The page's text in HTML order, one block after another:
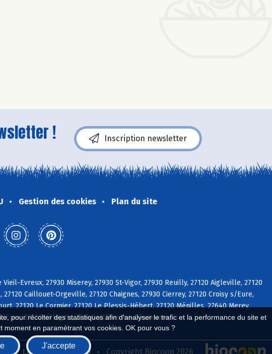
pour récolter des statistiques afin d'analyser le trafic et la performance du site et
en paramétrant vos cookies. OK pour vous ?
J'accepte
! Inscription newsletter
Gestion des cookies Plan du site
Evreux, 27930 Miserey, 27930 St-Vigor, 27930 Reuilly, 27120 Aigleville, 27120
Caillouet-Orgeville, 27120 Chaignes, 27930 Cierrey, 27120 Croisy s/Eure,
27120 Le Cormier, 27120 Le Plessis-Hébert, 27120 Ménilles, 27640 Merey,
Eure, 27120 Villegats, 27640 Villiers-en-Désoeuvre
Le réseau Biocoop Copyright Biocoop 2026